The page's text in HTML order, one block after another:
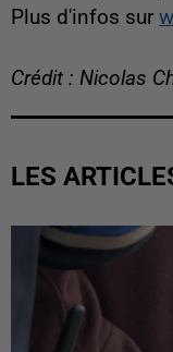
Plus d'infos sur
Crédit : Nicolas
LES